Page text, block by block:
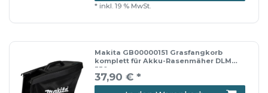
* inkl. 19 % MwSt.
Makita GB00000151 Grasfangkorb
komplett für Akku-Rasenmäher DLM
330
37,90 € *